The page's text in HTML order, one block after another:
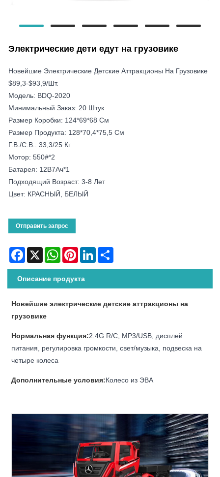
Электрические дети едут на грузовике
Новейшие Электрические Детские Аттракционы На Грузовике
$89,3-$93,9/шт.
Модель: BDQ-2020
Минимальный Заказ: 20 Штук
Размер Коробки: 124*69*68 См
Размер Продукта: 128*70,4*75,5 См
Г.В./С.В.: 33,3/25 Кг
Мотор: 550#*2
Батарея: 12В7Ач*1
Подходящий Возраст: 3-8 Лет
Цвет: КРАСНЫЙ, БЕЛЫЙ
Отправить запрос
Facebook
X WhatsAppPinterestLinkedIn
Описание продукта
Новейшие электрические детские аттракционы на
грузовике
Нормальная функция:2.4G R/C, MP3/USB, дисплей
питания, регулировка громкости, свет/музыка, подвеска на
четыре колеса
Дополнительные условия:Колесо из ЭВА